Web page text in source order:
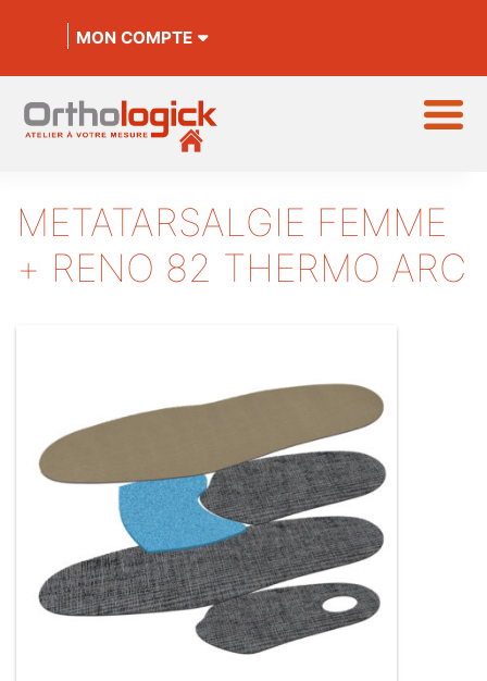
MON COMPTE
METATARSALGIE FEMME
+ RENO 82 THERMO ARC